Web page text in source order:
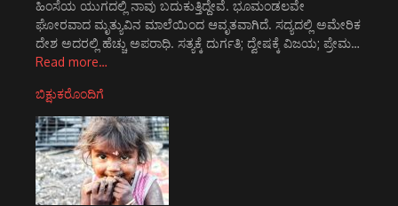
ಹಿಂಸೆಯ ಯುಗದಲ್ಲಿ ನಾವು ಬದುಕುತ್ತಿದ್ದೇವೆ. ಭೂಮಂಡಲವೇ
ಘೋರವಾದ ಮೃತ್ಯುವಿನ ಮಾಲೆಯಿಂದ ಆವೃತವಾಗಿದೆ. ಸದ್ಯದಲ್ಲಿ ಅಮೇರಿಕ
ದೇಶ ಅದರಲ್ಲಿ ಹೆಚ್ಚು ಅಪರಾಧಿ. ಸತ್ಯಕ್ಕೆ ದುರ್ಗತಿ; ದ್ವೇಷಕ್ಕೆ ವಿಜಯ; ಪ್ರೇಮ…
Read more…
ಬಿಕ್ಷುಕರೊಂದಿಗೆ